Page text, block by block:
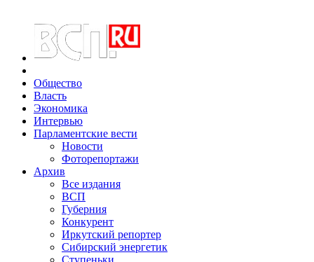
Общество
Власть
Экономика
Интервью
Парламентские вести
Новости
Фоторепортажи
Архив
Все издания
ВСП
Губерния
Конкурент
Иркутский репортер
Сибирский энергетик
Ступеньки